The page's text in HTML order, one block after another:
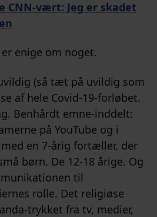
CNN-vært: Jeg er skadet
enige om noget.
(så tæt på uvildig som
af hele Covid-19-forløbet.
Benhårdt emne-inddelt:
på YouTube og i
en 7-årig fortæller, der
børn. De 12-18 årige. Og
til
rolle. Det religiøse
trykket fra tv, medier,